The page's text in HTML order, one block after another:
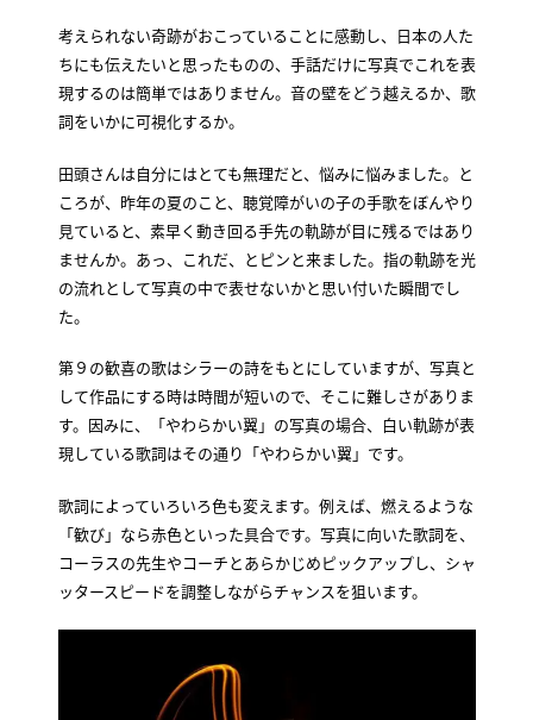
考えられない奇跡がおこっていることに感動し、日本の人た
ちにも伝えたいと思ったものの、手話だけに写真でこれを表
現するのは簡単ではありません。音の壁をどう越えるか、歌
詞をいかに可視化するか。
田頭さんは自分にはとても無理だと、悩みに悩みました。と
ころが、昨年の夏のこと、聴覚障がいの子の手歌をぼんやり
見ていると、素早く動き回る手先の軌跡が目に残るではあり
ませんか。あっ、これだ、とピンと来ました。指の軌跡を光
の流れとして写真の中で表せないかと思い付いた瞬間でし
た。
第９の歓喜の歌はシラーの詩をもとにしていますが、写真と
して作品にする時は時間が短いので、そこに難しさがありま
す。因みに、「やわらかい翼」の写真の場合、白い軌跡が表
現している歌詞はその通り「やわらかい翼」です。
歌詞によっていろいろ色も変えます。例えば、燃えるような
「歓び」なら赤色といった具合です。写真に向いた歌詞を、
コーラスの先生やコーチとあらかじめピックアップし、シャ
ッタースピードを調整しながらチャンスを狙います。